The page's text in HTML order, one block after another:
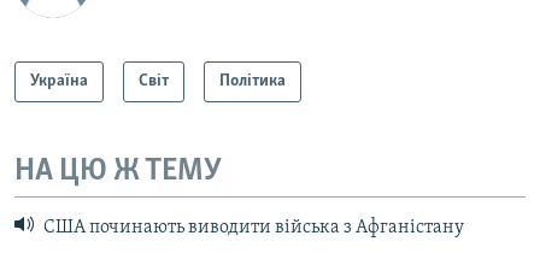
Україна Світ Політика
НА ЦЮ Ж ТЕМУ
США починають виводити війська з Афганістану